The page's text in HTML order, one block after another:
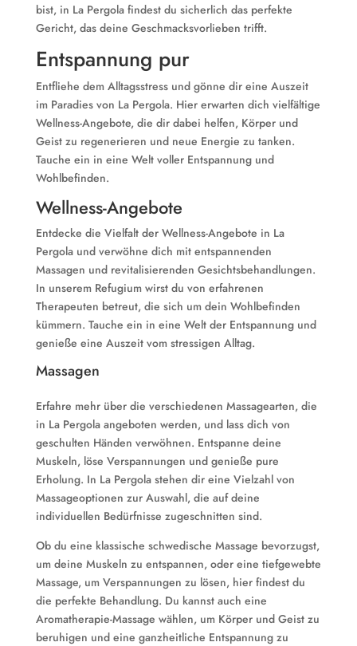
bist, in La Pergola findest du sicherlich das perfekte
Gericht, das deine Geschmacksvorlieben trifft.
Entspannung pur
Entfliehe dem Alltagsstress und gönne dir eine Auszeit
im Paradies von La Pergola. Hier erwarten dich vielfältige
Wellness-Angebote, die dir dabei helfen, Körper und
Geist zu regenerieren und neue Energie zu tanken.
Tauche ein in eine Welt voller Entspannung und
Wohlbefinden.
Wellness-Angebote
Entdecke die Vielfalt der Wellness-Angebote in La
Pergola und verwöhne dich mit entspannenden
Massagen und revitalisierenden Gesichtsbehandlungen.
In unserem Refugium wirst du von erfahrenen
Therapeuten betreut, die sich um dein Wohlbefinden
kümmern. Tauche ein in eine Welt der Entspannung und
genieße eine Auszeit vom stressigen Alltag.
Massagen
Erfahre mehr über die verschiedenen Massagearten, die
in La Pergola angeboten werden, und lass dich von
geschulten Händen verwöhnen. Entspanne deine
Muskeln, löse Verspannungen und genieße pure
Erholung. In La Pergola stehen dir eine Vielzahl von
Massageoptionen zur Auswahl, die auf deine
individuellen Bedürfnisse zugeschnitten sind.
Ob du eine klassische schwedische Massage bevorzugst,
um deine Muskeln zu entspannen, oder eine tiefgewebte
Massage, um Verspannungen zu lösen, hier findest du
die perfekte Behandlung. Du kannst auch eine
Aromatherapie-Massage wählen, um Körper und Geist zu
beruhigen und eine ganzheitliche Entspannung zu